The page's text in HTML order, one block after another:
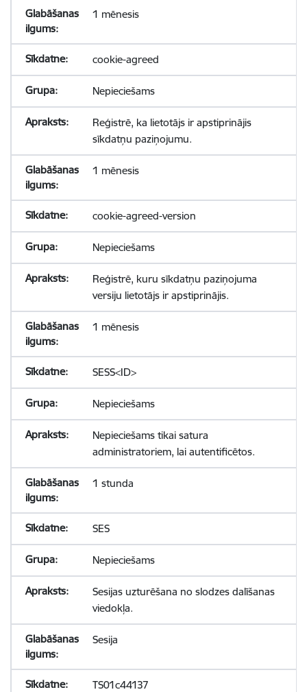
1 mēnesis
cookie-agreed
Nepieciešams
Reģistrē, ka lietotājs ir apstiprinājis
sīkdatņu paziņojumu.
1 mēnesis
cookie-agreed-version
Nepieciešams
Reģistrē, kuru sīkdatņu paziņojuma
versiju lietotājs ir apstiprinājis.
1 mēnesis
SESS<ID>
Nepieciešams
Nepieciešams tikai satura
administratoriem, lai autentificētos.
1 stunda
SES
Nepieciešams
Sesijas uzturēšana no slodzes dalīšanas
viedokļa.
Sesija
TS01c44137